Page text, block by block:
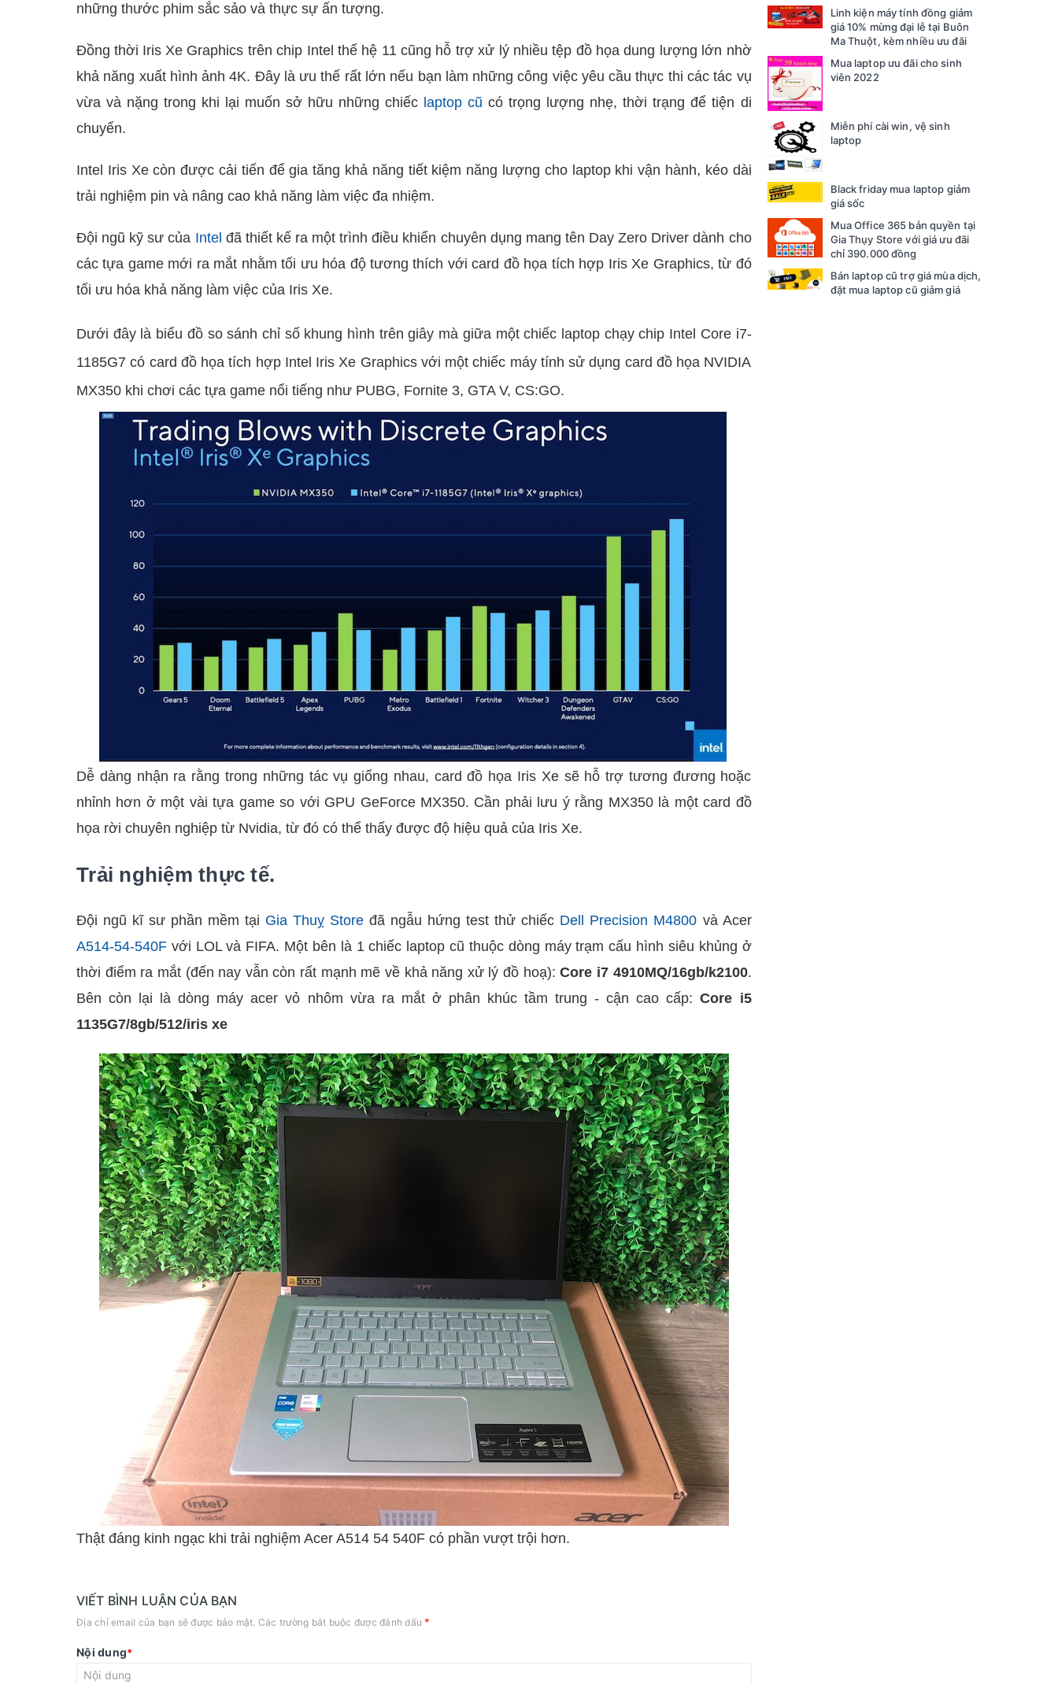
những thước phim sắc sảo và thực sự ấn tượng.
Đồng thời Iris Xe Graphics trên chip Intel thế hệ 11 cũng hỗ trợ xử lý nhiều tệp đồ họa dung lượng lớn nhờ
khả năng xuất hình ảnh 4K. Đây là ưu thế rất lớn nếu bạn làm những công việc yêu cầu thực thi các tác vụ
vừa và nặng trong khi lại muốn sở hữu những chiếc laptop cũ có trọng lượng nhẹ, thời trạng để tiện di
chuyển.
Intel Iris Xe còn được cải tiến để gia tăng khả năng tiết kiệm năng lượng cho laptop khi vận hành, kéo dài
trải nghiệm pin và nâng cao khả năng làm việc đa nhiệm.
Đội ngũ kỹ sư của Intel đã thiết kế ra một trình điều khiển chuyên dụng mang tên Day Zero Driver dành cho
các tựa game mới ra mắt nhằm tối ưu hóa độ tương thích với card đồ họa tích hợp Iris Xe Graphics, từ đó
tối ưu hóa khả năng làm việc của Iris Xe.
Dưới đây là biểu đồ so sánh chỉ số khung hình trên giây mà giữa một chiếc laptop chạy chip Intel Core i7-
1185G7 có card đồ họa tích hợp Intel Iris Xe Graphics với một chiếc máy tính sử dụng card đồ họa NVIDIA
MX350 khi chơi các tựa game nổi tiếng như PUBG, Fornite 3, GTA V, CS:GO.
Dễ dàng nhận ra rằng trong những tác vụ giống nhau, card đồ họa Iris Xe sẽ hỗ trợ tương đương hoặc
nhỉnh hơn ở một vài tựa game so với GPU GeForce MX350. Cần phải lưu ý rằng MX350 là một card đồ
họa rời chuyên nghiệp từ Nvidia, từ đó có thể thấy được độ hiệu quả của Iris Xe.
Trải nghiệm thực tế.
Đội ngũ kĩ sư phần mềm tại Gia Thuỵ Store đã ngẫu hứng test thử chiếc Dell Precision M4800 và Acer
A514-54-540F với LOL và FIFA. Một bên là 1 chiếc laptop cũ thuộc dòng máy trạm cấu hình siêu khủng ở
thời điểm ra mắt (đến nay vẫn còn rất mạnh mẽ về khả năng xử lý đồ hoạ):Core i7 4910MQ/16gb/k2100.
Bên còn lại là dòng máy acer vỏ nhôm vừa ra mắt ở phân khúc tầm trung - cận cao cấp:Core i5
1135G7/8gb/512/iris xe
Thật đáng kinh ngạc khi trải nghiệm Acer A514 54 540F có phần vượt trội hơn.
VIẾT BÌNH LUẬN CỦA BẠN
Địa chỉ email của bạn sẽ được bảo mật. Các trường bắt buộc được đánh dấu *
Nội dung*
Linh kiện máy tính đồng giảm
giá 10% mừng đại lễ tại Buôn
Ma Thuột, kèm nhiều ưu đãi
Mua laptop ưu đãi cho sinh
viên 2022
Miễn phí cài win, vệ sinh
laptop
Black friday mua laptop giảm
giá sốc
Mua Office 365 bản quyền tại
Gia Thụy Store với giá ưu đãi
chỉ 390.000 đồng
Bán laptop cũ trợ giá mùa dịch,
đặt mua laptop cũ giảm giá